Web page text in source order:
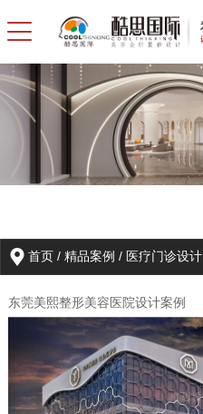
首页 /精品案例 / 医疗门诊设计
东莞美熙整形美容医院设计案例